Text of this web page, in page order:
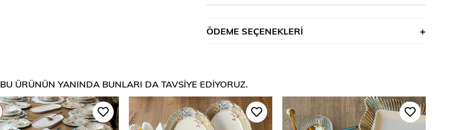
ÖDEME SEÇENEKLERI
BU ÜRÜNÜN YANINDA BUNLARI DA TAVSIYE EDIYORUZ.